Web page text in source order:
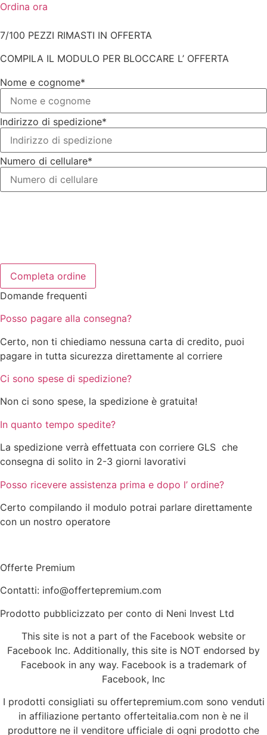
Ordina ora
7/100 PEZZI RIMASTI IN OFFERTA
COMPILA IL MODULO PER BLOCCARE L’ OFFERTA
Nome e cognome*
Indirizzo di spedizione*
Numero di cellulare*
Domande frequenti
Posso pagare alla consegna?
Certo, non ti chiediamo nessuna carta di credito, puoi
pagare in tutta sicurezza direttamente al corriere
Ci sono spese di spedizione?
Non ci sono spese, la spedizione è gratuita!
In quanto tempo spedite?
La spedizione verrà effettuata con corriere GLS che
consegna di solito in 2-3 giorni lavorativi
Posso ricevere assistenza prima e dopo l’ ordine?
Certo compilando il modulo potrai parlare direttamente
con un nostro operatore
Offerte Premium
Contatti: info@offertepremium.com
Prodotto pubblicizzato per conto di Neni Invest Ltd
This site is not a part of the Facebook website or
Facebook Inc. Additionally, this site is NOT endorsed by
Facebook in any way. Facebook is a trademark of
Facebook, Inc
I prodotti consigliati su offertepremium.com sono venduti
in affiliazione pertanto offerteitalia.com non è ne il
produttore ne il venditore ufficiale di ogni prodotto che